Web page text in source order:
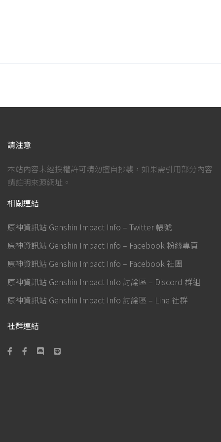
請注意
本站內容未經授權許可請勿擅自抄襲，如果需引用部分內容
請註明來源網址。
相關連結
原神資訊站 Genshin Impact Info – Twitter 帳號
原神資訊站 Genshin Impact Info – Facebook 粉絲專頁
原神資訊站 Genshin Impact Info – Facebook 社團
原神資訊站 Genshin Impact Info 討論區 – Discord 群組
原神資訊站 Genshin Impact Info 討論區 – Line 社群
社群連結